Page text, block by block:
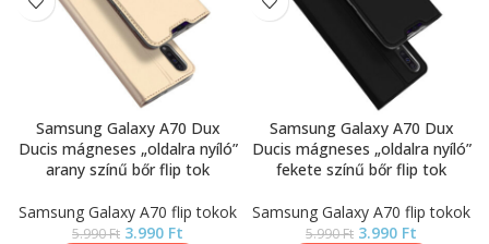
Samsung Galaxy A70 Dux
Ducis mágneses „oldalra nyíló”
arany színű bőr flip tok
Samsung Galaxy A70 flip tokok
5.990Ft 3.990 Ft
Samsung Galaxy A70 Dux
Ducis mágneses „oldalra nyíló”
fekete színű bőr flip tok
Samsung Galaxy A70 flip tokok
5.990Ft 3.990 Ft